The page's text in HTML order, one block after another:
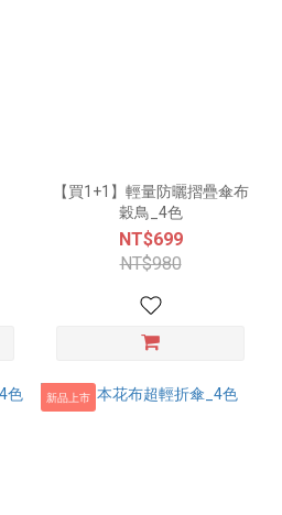
【買1+1】輕量防曬摺疊傘布
穀鳥_4色
NT$699
NT$980
新品上市